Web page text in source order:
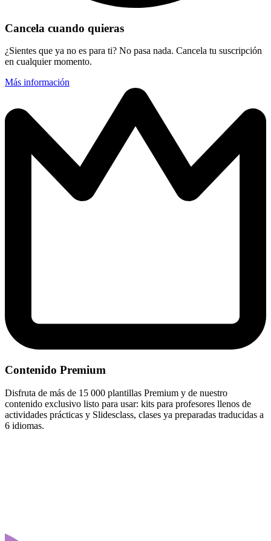
Cancela cuando quieras
¿Sientes que ya no es para ti? No pasa nada. Cancela tu suscripción
en cualquier momento.
Más información
Contenido Premium
Disfruta de más de 15 000 plantillas Premium y de nuestro
contenido exclusivo listo para usar: kits para profesores llenos de
actividades prácticas y Slidesclass, clases ya preparadas traducidas a
6 idiomas.